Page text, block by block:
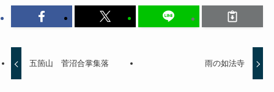
五箇山 菅沼合掌集落 雨の如法寺